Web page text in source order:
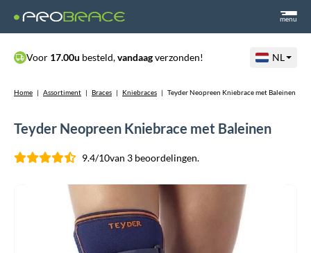
menu
Voor 17.00u besteld,vandaagverzonden! NL
Home | Assortiment | Braces | Kniebraces | Teyder Neopreen Kniebrace met Baleinen
Teyder Neopreen Kniebrace met Baleinen
9.4/10van 3 beoordelingen.